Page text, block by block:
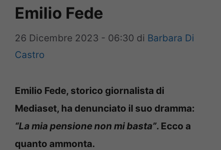
Emilio Fede
26 Dicembre 2023 - 06:30 di Barbara Di
Castro
Emilio Fede, storico giornalista di
Mediaset, ha denunciato il suo dramma:
“La mia pensione non mi basta”. Ecco a
quanto ammonta.